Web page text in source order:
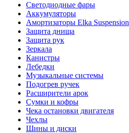
Cветодиодные фары
Аккумуляторы
Амортизаторы Elka Suspension
Защита днища
Защита рук
Зеркала
Канистры
Лебедки
Музыкальные системы
Подогрев ручек
Расширители арок
Сумки и кофры
Чека остановки двигателя
Чехлы
Шины и диски